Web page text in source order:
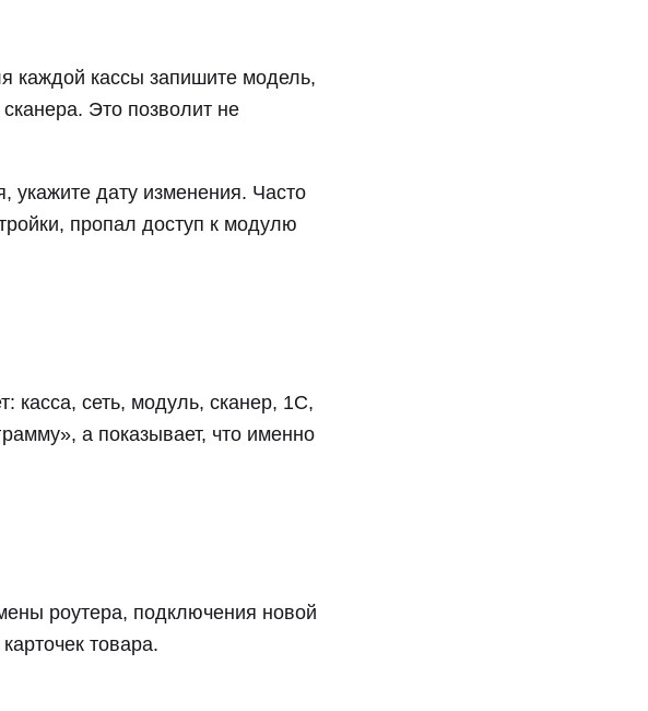
каждой кассы запишите модель,
Это позволит не
укажите дату изменения. Часто
пропал доступ к модулю
касса, сеть, модуль, сканер, 1С,
а показывает, что именно
роутера, подключения новой
товара.